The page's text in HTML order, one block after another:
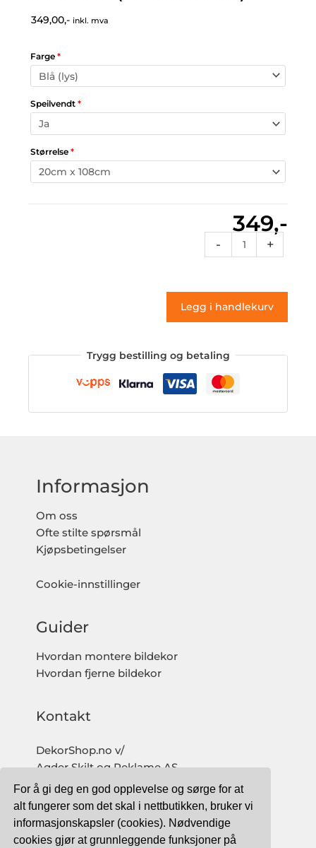
For å gi deg en god opplevelse og sørge for at
alt fungerer som det skal i nettbutikken, bruker vi
informasjonskapsler (cookies). Nødvendige
cookies gjør at grunnleggende funksjoner på
349,00,- inkl. mva
Farge *
Speilvendt *
Størrelse *
349,-
-
32152829
(klistremerke)
+
Legg i handlekurv
Trygg bestilling og betaling
Informasjon
Om oss
Ofte stilte spørsmål
Kjøpsbetingelser
Cookie-innstillinger
Guider
Hvordan montere bildekor
Hvordan fjerne bildekor
Kontakt
DekorShop.no v/
Agder Skilt og Reklame AS
Org. nr: 997 633 016 MVA
salg@dekorshop.no
Tlf: 959 32 123